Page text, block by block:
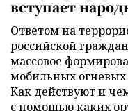
вступает
Ответом на
российской
массовое
мобильных огневых
Как действуют и
с помощью каких